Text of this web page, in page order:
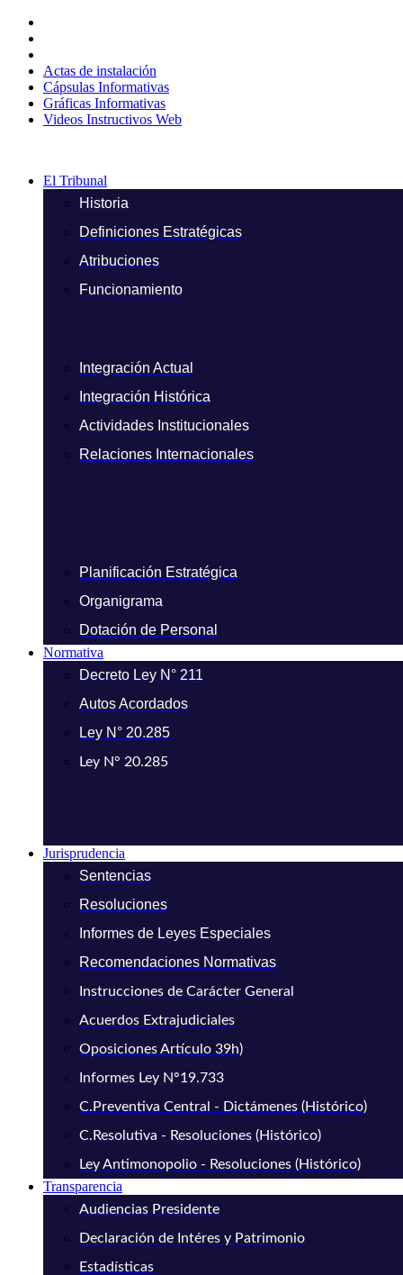
contenido
Actas de instalación
Cápsulas Informativas
Gráficas Informativas
Videos Instructivos Web
El Tribunal
Historia
Definiciones Estratégicas
Atribuciones
Funcionamiento
Integración Actual
Integración Histórica
Actividades Institucionales
Relaciones Internacionales
Planificación Estratégica
Organigrama
Dotación de Personal
Normativa
Decreto Ley N° 211
Autos Acordados
Ley N° 20.285
Ley N° 20.285
Jurisprudencia
Sentencias
Resoluciones
Informes de Leyes Especiales
Recomendaciones Normativas
Instrucciones de Carácter General
Acuerdos Extrajudiciales
Oposiciones Artículo 39h)
Informes Ley N°19.733
C.Preventiva Central - Dictámenes (Histórico)
C.Resolutiva - Resoluciones (Histórico)
Ley Antimonopolio - Resoluciones (Histórico)
Transparencia
Audiencias Presidente
Declaración de Intéres y Patrimonio
Estadísticas